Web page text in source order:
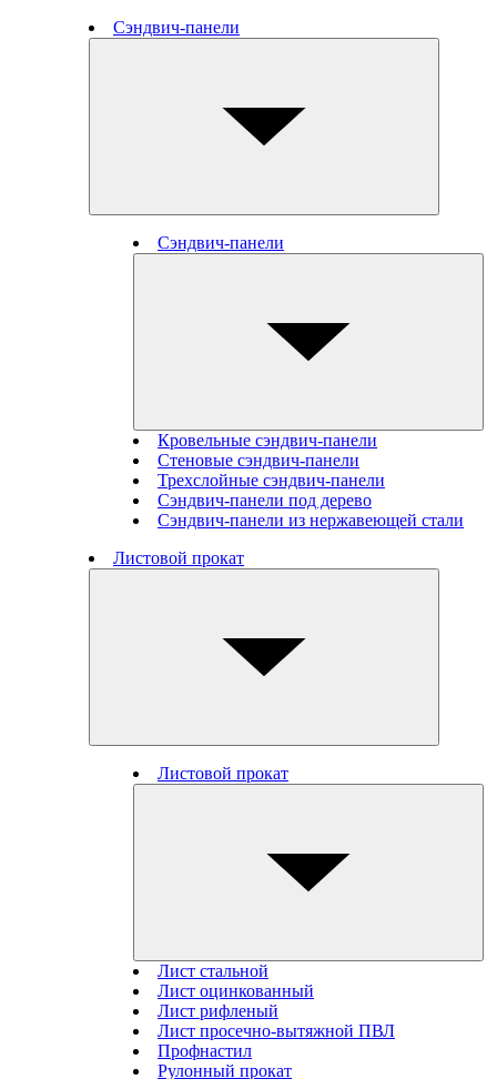
Сэндвич-панели
Сэндвич-панели
Кровельные сэндвич-панели
Стеновые cэндвич-панели
Трехслойные сэндвич-панели
Сэндвич-панели под дерево
Сэндвич-панели из нержавеющей стали
Листовой прокат
Листовой прокат
Лист стальной
Лист оцинкованный
Лист рифленый
Лист просечно-вытяжной ПВЛ
Профнастил
Рулонный прокат